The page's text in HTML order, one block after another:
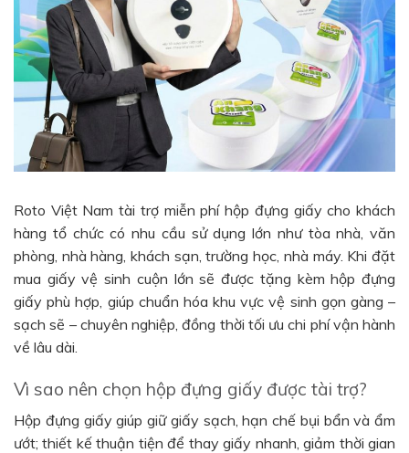
Roto Việt Nam tài trợ miễn phí hộp đựng giấy cho khách
hàng tổ chức có nhu cầu sử dụng lớn như tòa nhà, văn
phòng, nhà hàng, khách sạn, trường học, nhà máy. Khi đặt
mua giấy vệ sinh cuộn lớn sẽ được tặng kèm hộp đựng
giấy phù hợp, giúp chuẩn hóa khu vực vệ sinh gọn gàng –
sạch sẽ – chuyên nghiệp, đồng thời tối ưu chi phí vận hành
về lâu dài.
Vì sao nên chọn hộp đựng giấy được tài trợ?
Hộp đựng giấy giúp giữ giấy sạch, hạn chế bụi bẩn và ẩm
ướt; thiết kế thuận tiện để thay giấy nhanh, giảm thời gian